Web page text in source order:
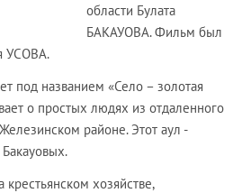
области Булата
БАКАУОВА. Фильм был
УСОВА.
под названием «Село – золотая
о простых людях из отдаленного
районе. Этот аул -
хозяйстве,